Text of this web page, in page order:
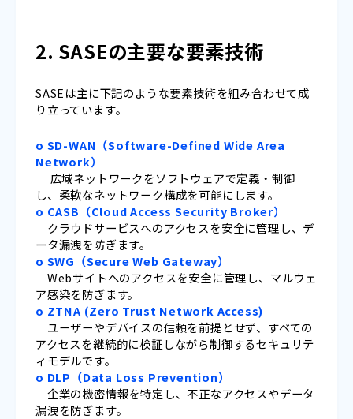
2. SASEの主要な要素技術
SASEは主に下記のような要素技術を組み合わせて成
り立っています。
o SD-WAN（Software-Defined Wide Area
Network）
広域ネットワークをソフトウェアで定義・制御
し、柔軟なネットワーク構成を可能にします。
o CASB（Cloud Access Security Broker）
クラウドサービスへのアクセスを安全に管理し、デ
ータ漏洩を防ぎます。
o SWG（Secure Web Gateway）
Webサイトへのアクセスを安全に管理し、マルウェ
ア感染を防ぎます。
o ZTNA (Zero Trust Network Access)
ユーザーやデバイスの信頼を前提とせず、すべての
アクセスを継続的に検証しながら制御するセキュリテ
ィモデルです。
o DLP（Data Loss Prevention）
企業の機密情報を特定し、不正なアクセスやデータ
漏洩を防ぎます。